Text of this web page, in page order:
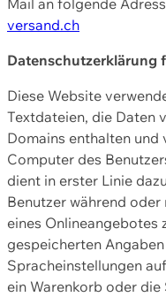
versand.ch
Datenschutzerklärung
Diese Website
Textdateien, die Daten
Domains enthalten und
Computer des
dient in erster Linie
Benutzer während oder
eines Onlineangebotes
gespeicherten
Spracheinstellungen
ein Warenkorb oder